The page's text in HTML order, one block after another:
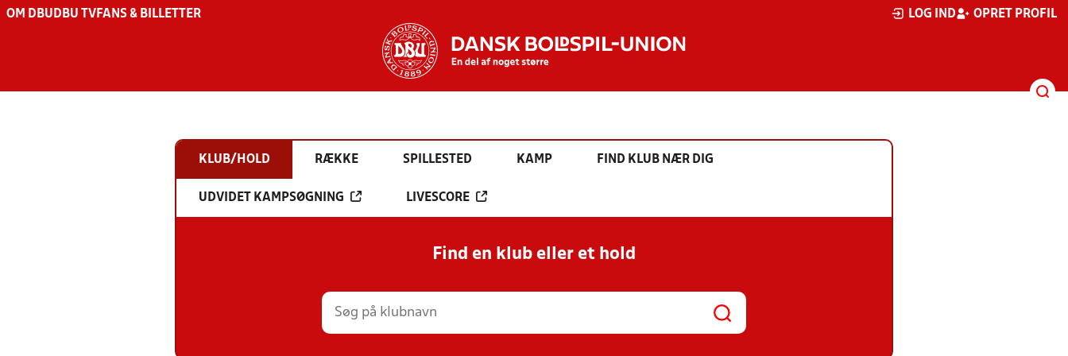
OM DBU DBU TV FANS & BILLETTER LOG IND OPRET PROFIL
KLUB/HOLD RÆKKE SPILLESTED KAMP FIND KLUB NÆR DIG
UDVIDET KAMPSØGNING LIVESCORE
Find en klub eller et hold